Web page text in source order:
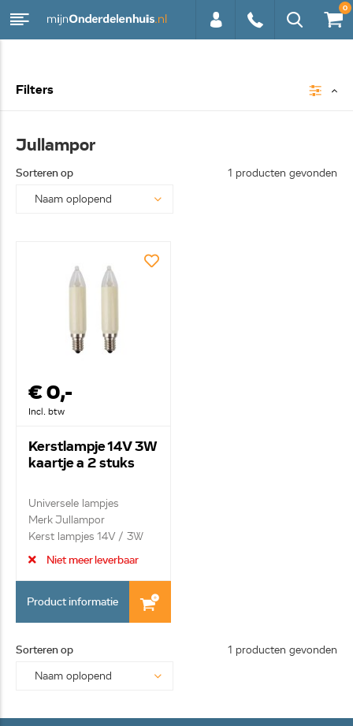
0
Filters
Jullampor
Sorteren op 1 producten gevonden
€ 0,-
Incl. btw
Kerstlampje 14V 3W
kaartje a 2 stuks
Universele lampjes
Merk Jullampor
Kerst lampjes 14V / 3W
/...
Niet meer leverbaar
Product informatie
Sorteren op 1 producten gevonden